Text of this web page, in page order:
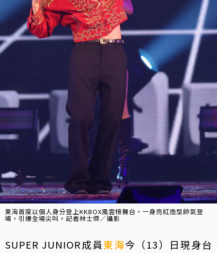
東海首度以個人身分登上KKBOX風雲榜舞台，一身亮紅造型帥氣登
場，引爆全場尖叫。記者林士傑／攝影
SUPER JUNIOR成員東海今（13）日現身台